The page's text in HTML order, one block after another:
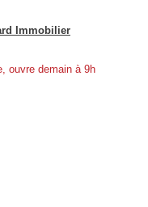
Immobilier
ouvre demain à 9h